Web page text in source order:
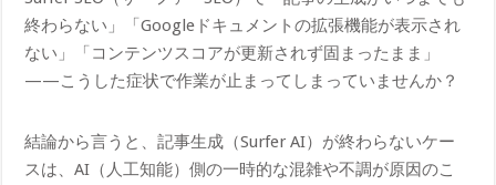
終わらない」「Googleドキュメントの拡張機能が表示され
ない」「コンテンツスコアが更新されず固まったまま」
——こうした症状で作業が止まってしまっていませんか？
結論から言うと、記事生成（Surfer AI）が終わらないケー
スは、AI（人工知能）側の一時的な混雑や不調が原因のこ